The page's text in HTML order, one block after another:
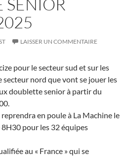
SÉNIOR
LAISSER UN COMMENTAIRE
pour le secteur sud et sur les
nord que vont se jouer les
doublette senior à partir du
en poule à La Machine le
pour les 32 équipes
au « France » qui se